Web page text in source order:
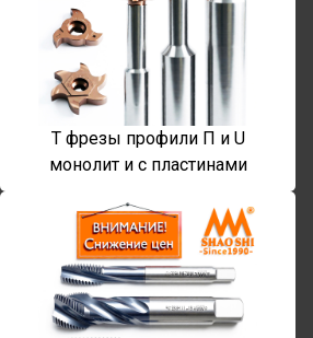
T фрезы профили П и U
монолит и с пластинами